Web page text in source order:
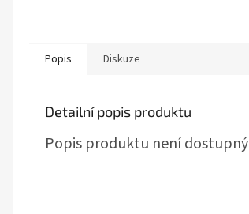
Popis Diskuze
Detailní popis produktu
Popis produktu není dostupný